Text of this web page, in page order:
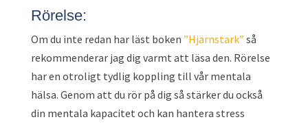
Rörelse:
Om du inte redan har läst boken ”Hjärnstark” så
rekommenderar jag dig varmt att läsa den. Rörelse
har en otroligt tydlig koppling till vår mentala
hälsa. Genom att du rör på dig så stärker du också
din mentala kapacitet och kan hantera stress